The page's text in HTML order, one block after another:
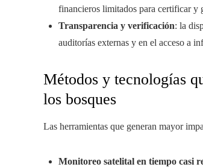
financieros limitados para certificar y
Transparencia y verificación: la
auditorías externas y en el acceso a
Métodos y tecnologías
los bosques
Las herramientas que generan mayor
Monitoreo satelital en tiempo casi